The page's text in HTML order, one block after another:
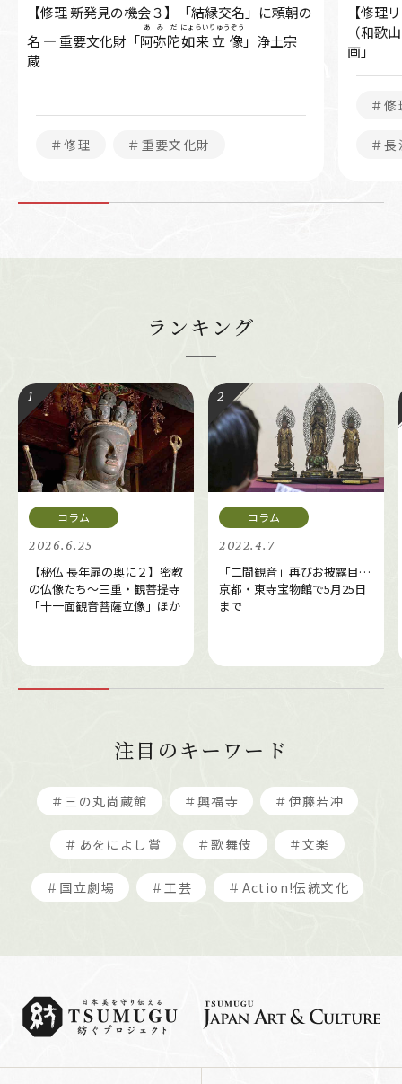
【修理 新発見の機会３】「結縁交名」に頼朝の
名 ― 重要文化財「阿弥陀
あみだ
如来
にょらい
立像
りゅうぞう
」浄土宗
蔵
＃修理 ＃重要文化財
【修理
（和歌
画」
＃修
＃
ランキング
2026.6.25
【秘仏 長年扉の奥に２】密教
の仏像たち～三重・観菩提寺
「十一面観音菩薩立像」ほか
2022.4.7
「二間観音」再びお披露目…
京都・東寺宝物館で5月25日
まで
注目のキーワード
＃三の丸尚蔵館 ＃興福寺 ＃伊藤若冲
＃あをによし賞 ＃歌舞伎 ＃文楽
＃国立劇場 ＃工芸 ＃Action!伝統文化